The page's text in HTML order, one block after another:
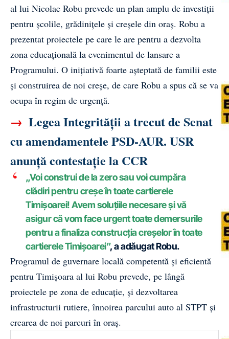
al lui Nicolae Robu prevede un plan amplu de investiții
pentru școlile, grădinițele și creșele din oraș. Robu a
prezentat proiectele pe care le are pentru a dezvolta
zona educațională la evenimentul de lansare a
Programului. O inițiativă foarte așteptată de familii este
și construirea de noi creșe, de care Robu a spus că se va
ocupa în regim de urgență.
→ Legea Integrității a trecut de Senat
cu amendamentele PSD-AUR. USR
anunță contestație la CCR
„Voi construi de la zero sau voi cumpăra
clădiri pentru creșe în toate cartierele
Timișoarei! Avem soluțiile necesare și vă
asigur că vom face urgent toate demersurile
pentru a finaliza construcția creșelor în toate
cartierele Timișoarei”, a adăugat Robu.
Programul de guvernare locală competentă și eficientă
pentru Timișoara al lui Robu prevede, pe lângă
proiectele pe zona de educație, și dezvoltarea
infrastructurii rutiere, înnoirea parcului auto al STPT și
crearea de noi parcuri în oraș.